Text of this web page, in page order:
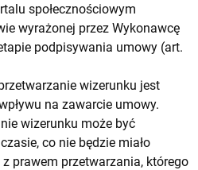
społecznościowym
wyrażonej przez Wykonawcę
podpisywania umowy (art.
wizerunku jest
na zawarcie umowy.
wizerunku może być
co nie będzie miało
prawem przetwarzania, którego